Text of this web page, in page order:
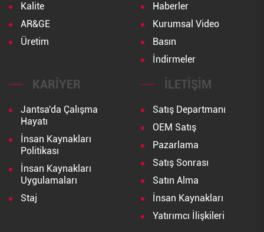
Kalite
AR&GE
Üretim
Haberler
Kurumsal Video
Basın
İndirmeler
KARIYER
Jantsa'da Çalışma
Hayatı
İnsan Kaynakları
Politikası
İnsan Kaynakları
Uygulamaları
Staj
İLETIŞIM
Satış Departmanı
OEM Satış
Pazarlama
Satış Sonrası
Satın Alma
İnsan Kaynakları
Yatırımcı İlişkileri